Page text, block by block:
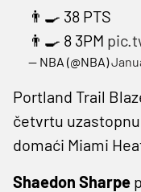
👨‍🍳 38 PTS
👨‍🍳 8 3PM
— NBA (@NBA)
Portland Trail
četvrtu uzastopnu
domaći Miami
Shaedon Sharpe